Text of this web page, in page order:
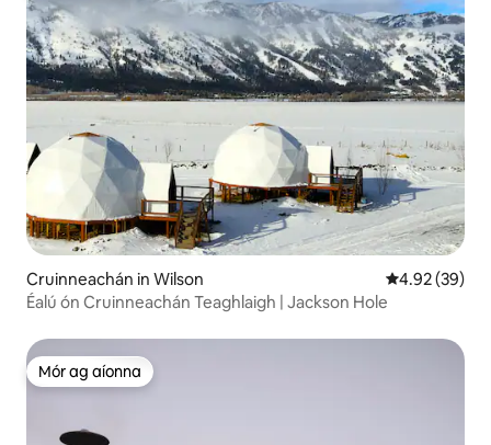
Cruinneachán in Wilson Meánrátáil
4.92 (39)
Éalú ón Cruinneachán Teaghlaigh | Jackson Hole
Mór ag aíonna
Mór ag aíonna